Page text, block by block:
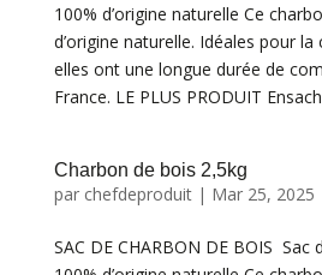
100% d’origine naturelle Ce
d’origine naturelle. Idéales pour
elles ont une longue durée de
France. LE PLUS PRODUIT
Charbon de bois 2,5kg
par chefdeproduit| Mar 25, 2025
SAC DE CHARBON DE BOIS Sac